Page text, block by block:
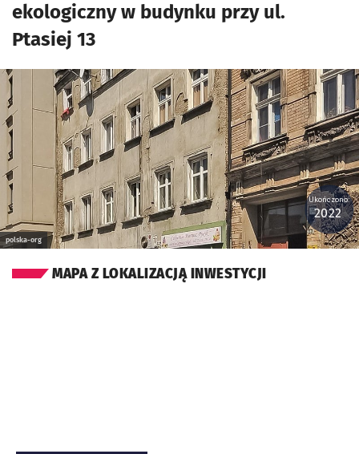
ekologiczny w budynku przy ul.
Ptasiej 13
Kliknij, aby powiększyć
polska-org
Ukończono:
2022
MAPA Z LOKALIZACJĄ INWESTYCJI